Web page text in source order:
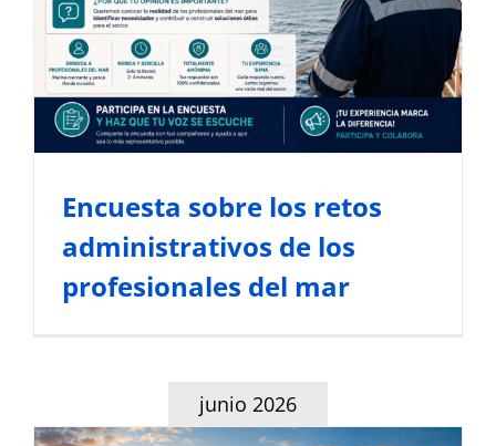
administrativos de los
profesionales del mar
Noticias del Sector Marítimo
Encuesta sobre los retos
administrativos de los
profesionales del mar
junio 2026